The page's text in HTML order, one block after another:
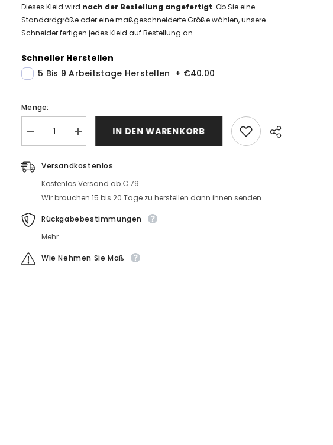
Dieses Kleid wird nach der Bestellung angefertigt. Ob Sie eine
Standardgröße oder eine maßgeschneiderte Größe wählen, unsere
Schneider fertigen jedes Kleid auf Bestellung an.
Schneller Herstellen
5 Bis 9 Arbeitstage Herstellen + €40.00
Menge:
Luxus
Mit
Ärmel
Hochzeitskleider
Prinzessin
MengeLuxus
Brautkleider
Ärmel
Hochzeitskleider
Prinzessin
mit
Schleppe
IN DEN WARENKORB
Versandkostenlos
Kostenlos Versand ab € 79
Wir brauchen 15 bis 20 Tage zu herstellen dann ihnen senden
Rückgabebestimmungen
Mehr
Wie Nehmen Sie Maß